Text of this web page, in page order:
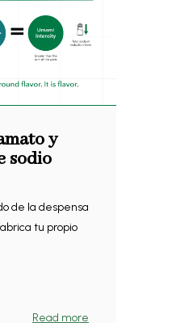
y
sodio
de la despensa
tu propio
Read more